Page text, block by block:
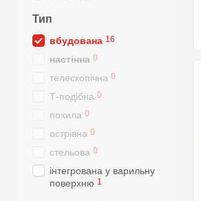
Тип
вбудована 16
настінна 0
телескопічна 0
Т-подібна 0
похила 0
острівна 0
стельова 0
інтегрована у варильну
поверхню 1